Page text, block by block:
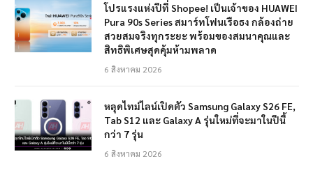
โปรแรงแห่งปีที่ Shopee! เป็นเจ้าของ HUAWEI
Pura 90s Series สมาร์ทโฟนเรือธง กล้องถ่าย
สวยสมจริงทุกระยะ พร้อมของสมนาคุณและ
สิทธิพิเศษสุดคุ้มห้ามพลาด
6 สิงหาคม 2026
หลุดไทม์ไลน์เปิดตัว Samsung Galaxy S26 FE,
Tab S12 และ Galaxy A รุ่นใหม่ที่จะมาในปีนี้
กว่า 7 รุ่น
6 สิงหาคม 2026